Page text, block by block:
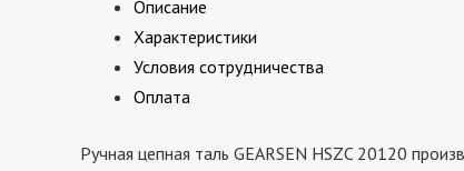
Описание
Характеристики
Условия сотрудничества
Оплата
Ручная цепная таль GEARSEN HSZC 20120